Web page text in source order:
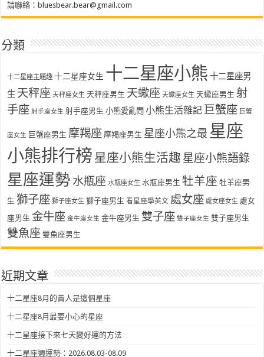
請聯絡： bluesbear.bear@gmail.com
分類
十二星座主題趣 十二星座女生 十二星座小熊 十二星座男
生 天秤座 天秤座女生 天秤座男生 天蠍座 天蠍座女生 天蠍座男生 射
手座 射手座女生 射手座男生 小熊愛亂問 小熊生活雜記 巨蟹座 巨蟹
座女生 巨蟹座男生 摩羯座 摩羯座男生 星座小熊之最 星座
小熊排行榜 星座小熊生活趣 星座小熊語錄
星座運勢 水瓶座 水瓶座女生 水瓶座男生 牡羊座 牡羊座男
生 獅子座 獅子座女生 獅子座男生 看星座學英文 處女座 處女座女生 處女
座男生 金牛座 金牛座女生 金牛座男生 雙子座 雙子座女生 雙子座男生
雙魚座 雙魚座男生
近期文章
十二星座8月的貴人是這個星座
十二星座8月最要小心的星座
十二星座接下來七天變好運的方法
十二星座週運勢：2026.08.03-08.09